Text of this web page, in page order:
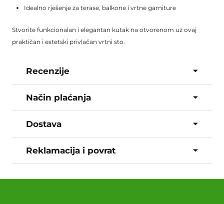
Idealno rješenje za terase, balkone i vrtne garniture
Stvorite funkcionalan i elegantan kutak na otvorenom uz ovaj
praktičan i estetski privlačan vrtni sto.
Recenzije
Način plaćanja
Dostava
Reklamacija i povrat